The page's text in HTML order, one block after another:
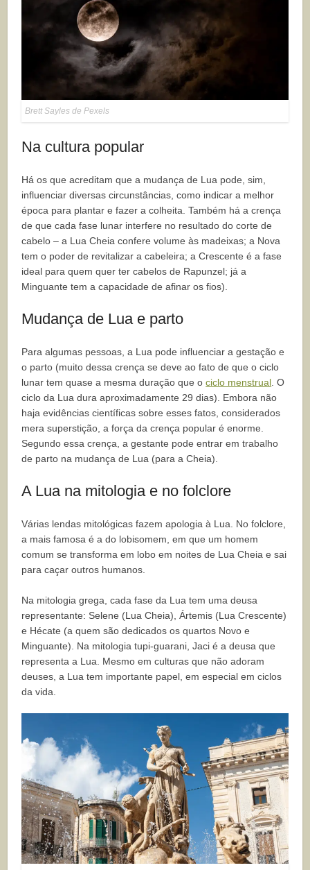
Brett Sayles de Pexels
Na cultura popular
Há os que acreditam que a mudança de Lua pode, sim,
influenciar diversas circunstâncias, como indicar a melhor
época para plantar e fazer a colheita. Também há a crença
de que cada fase lunar interfere no resultado do corte de
cabelo – a Lua Cheia confere volume às madeixas; a Nova
tem o poder de revitalizar a cabeleira; a Crescente é a fase
ideal para quem quer ter cabelos de Rapunzel; já a
Minguante tem a capacidade de afinar os fios).
Mudança de Lua e parto
Para algumas pessoas, a Lua pode influenciar a gestação e
o parto (muito dessa crença se deve ao fato de que o ciclo
lunar tem quase a mesma duração que ociclo menstrual. O
ciclo da Lua dura aproximadamente 29 dias). Embora não
haja evidências científicas sobre esses fatos, considerados
mera superstição, a força da crença popular é enorme.
Segundo essa crença, a gestante pode entrar em trabalho
de parto na mudança de Lua (para a Cheia).
A Lua na mitologia e no folclore
Várias lendas mitológicas fazem apologia à Lua. No folclore,
a mais famosa é a do lobisomem, em que um homem
comum se transforma em lobo em noites de Lua Cheia e sai
para caçar outros humanos.
Na mitologia grega, cada fase da Lua tem uma deusa
representante: Selene (Lua Cheia), Ártemis (Lua Crescente)
e Hécate (a quem são dedicados os quartos Novo e
Minguante). Na mitologia tupi-guarani, Jaci é a deusa que
representa a Lua. Mesmo em culturas que não adoram
deuses, a Lua tem importante papel, em especial em ciclos
da vida.